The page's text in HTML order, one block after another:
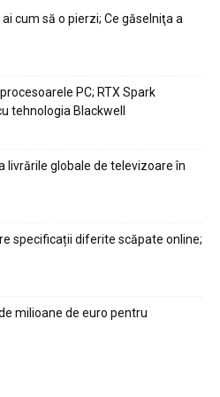
cum să o pierzi; Ce găselniţa a
PC; RTX Spark
tehnologia Blackwell
livrările globale de televizoare în
specificații diferite scăpate online;
milioane de euro pentru